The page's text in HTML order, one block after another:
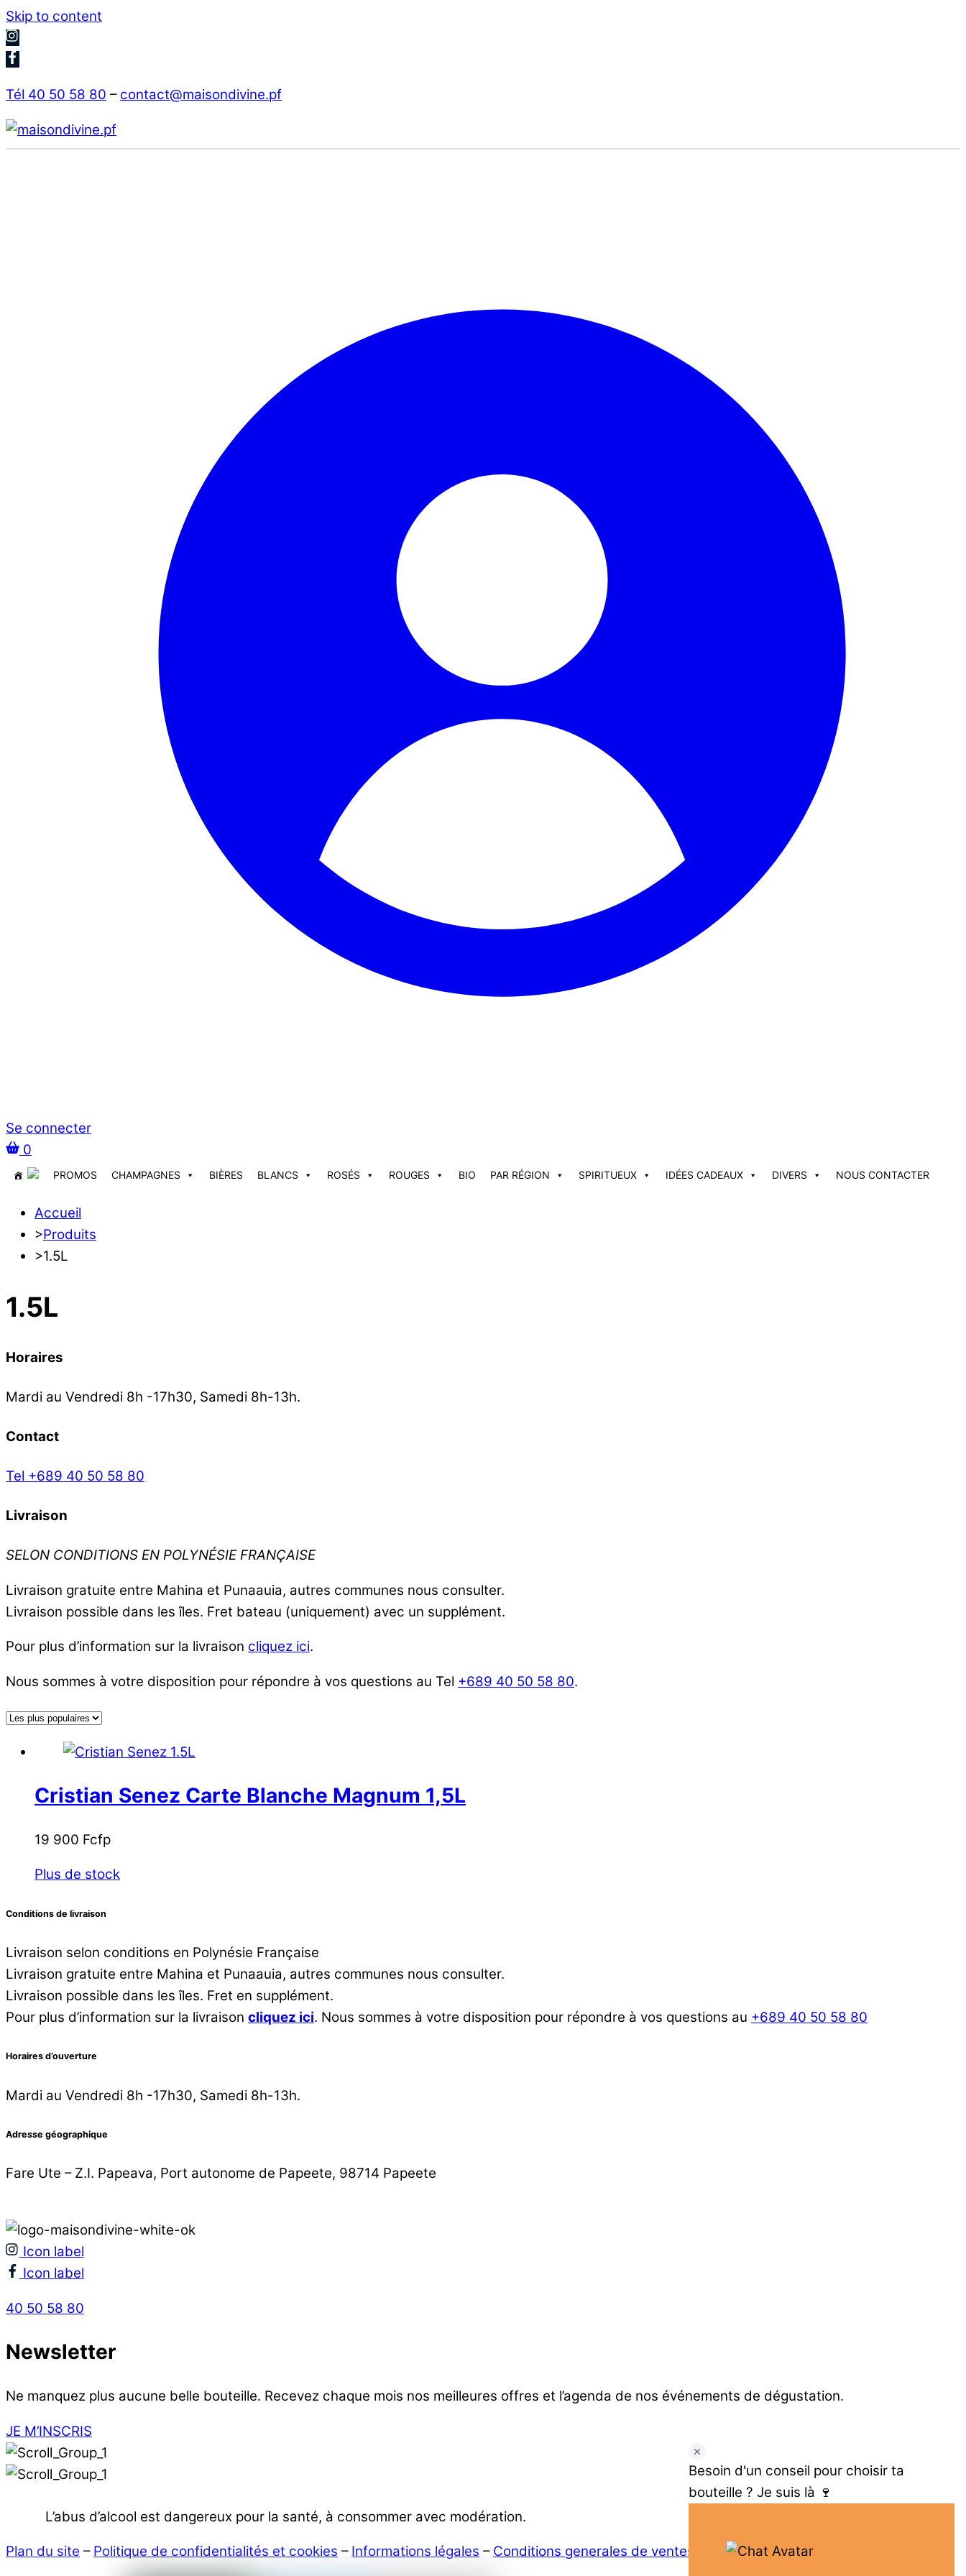
Skip to content
Tél 40 50 58 80 – contact@maisondivine.pf
Se connecter
0
PROMOS CHAMPAGNES BIÈRES BLANCS ROSÉS ROUGES BIO PAR RÉGION SPIRITUEUX IDÉES CADEAUX DIVERS NOUS CONTACTER
Accueil
>Produits
>1.5L
1.5L
Horaires
Mardi au Vendredi 8h -17h30, Samedi 8h-13h.
Contact
Tel +689 40 50 58 80
Livraison
SELON CONDITIONS EN POLYNÉSIE FRANÇAISE
Livraison gratuite entre Mahina et Punaauia, autres communes nous consulter.
Livraison possible dans les îles. Fret bateau (uniquement) avec un supplément.
Pour plus d’information sur la livraison cliquez ici.
Nous sommes à votre disposition pour répondre à vos questions au Tel +689 40 50 58 80.
Cristian Senez Carte Blanche Magnum 1,5L
19 900 Fcfp
Plus de stock
Conditions de livraison
Livraison selon conditions en Polynésie Française
Livraison gratuite entre Mahina et Punaauia, autres communes nous consulter.
Livraison possible dans les îles. Fret en supplément.
Pour plus d’information sur la livraison cliquez ici. Nous sommes à votre disposition pour répondre à vos questions au +689 40 50 58 80
Horaires d’ouverture
Mardi au Vendredi 8h -17h30, Samedi 8h-13h.
Adresse géographique
Fare Ute – Z.I. Papeava, Port autonome de Papeete, 98714 Papeete
Icon label
Icon label
40 50 58 80
Newsletter
Ne manquez plus aucune belle bouteille. Recevez chaque mois nos meilleures offres et l’agenda de nos événements de dégustation.
JE M’INSCRIS
L’abus d’alcool est dangereux pour la santé, à consommer avec modération.
Plan du site – Politique de confidentialités et cookies – Informations légales – Conditions generales de ventes © 2014-2025. All rights reserved.
Besoin d'un conseil pour choisir ta
bouteille ? Je suis là 🍷